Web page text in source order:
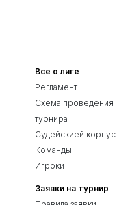
Все о лиге
Регламент
Схема проведения
турнира
Судейскией корпус
Команды
Игроки
Заявки на турнир